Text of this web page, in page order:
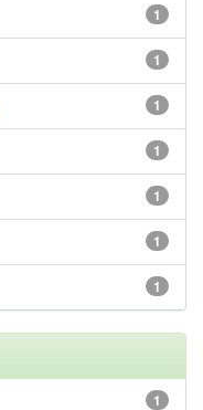
1
1
1
1
1
1
1
1